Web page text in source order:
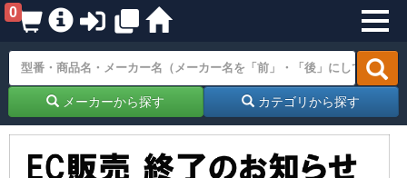
0
メーカーから探す カテゴリから探す